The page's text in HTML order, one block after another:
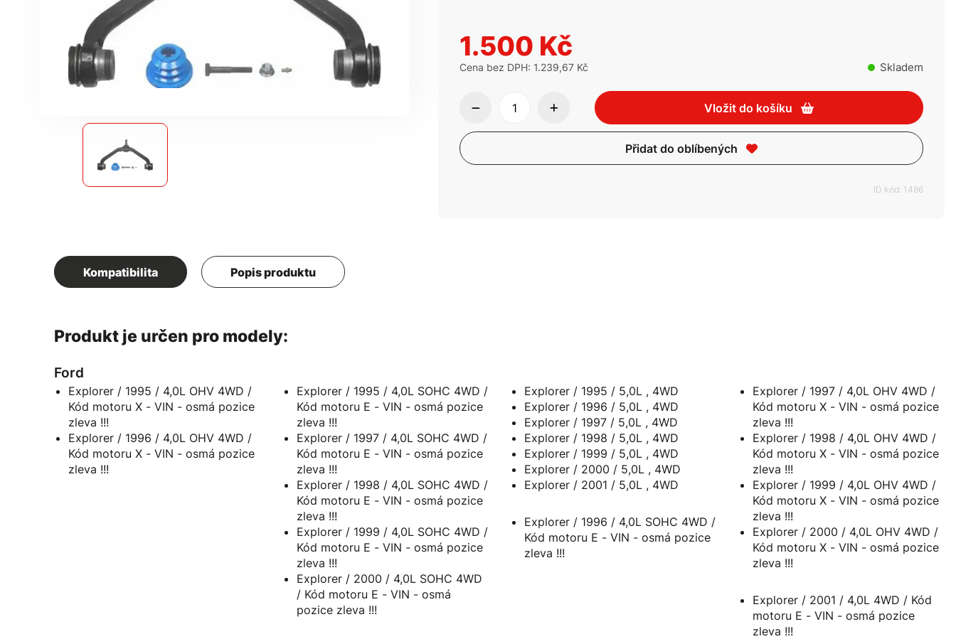
1.500 Kč
Cena bez DPH: 1.239,67 Kč Skladem
Vložit do košíku
Přidat do oblíbených
ID kód: 1486
Kompatibilita Popis produktu
Produkt je určen pro modely:
Ford
Explorer / 1995 / 4,0L OHV 4WD /
Kód motoru X - VIN - osmá pozice
zleva !!!
Explorer / 1996 / 4,0L OHV 4WD /
Kód motoru X - VIN - osmá pozice
zleva !!!
Explorer / 1995 / 4,0L SOHC 4WD /
Kód motoru E - VIN - osmá pozice
zleva !!!
Explorer / 1997 / 4,0L SOHC 4WD /
Kód motoru E - VIN - osmá pozice
zleva !!!
Explorer / 1998 / 4,0L SOHC 4WD /
Kód motoru E - VIN - osmá pozice
zleva !!!
Explorer / 1999 / 4,0L SOHC 4WD /
Kód motoru E - VIN - osmá pozice
zleva !!!
Explorer / 2000 / 4,0L SOHC 4WD
/ Kód motoru E - VIN - osmá
pozice zleva !!!
Explorer / 1995 / 5,0L , 4WD
Explorer / 1996 / 5,0L , 4WD
Explorer / 1997 / 5,0L , 4WD
Explorer / 1998 / 5,0L , 4WD
Explorer / 1999 / 5,0L , 4WD
Explorer / 2000 / 5,0L , 4WD
Explorer / 2001 / 5,0L , 4WD
Explorer / 1996 / 4,0L SOHC 4WD /
Kód motoru E - VIN - osmá pozice
zleva !!!
Explorer / 1997 / 4,0L OHV 4WD /
Kód motoru X - VIN - osmá pozice
zleva !!!
Explorer / 1998 / 4,0L OHV 4WD /
Kód motoru X - VIN - osmá pozice
zleva !!!
Explorer / 1999 / 4,0L OHV 4WD /
Kód motoru X - VIN - osmá pozice
zleva !!!
Explorer / 2000 / 4,0L OHV 4WD /
Kód motoru X - VIN - osmá pozice
zleva !!!
Explorer / 2001 / 4,0L 4WD / Kód
motoru E - VIN - osmá pozice
zleva !!!